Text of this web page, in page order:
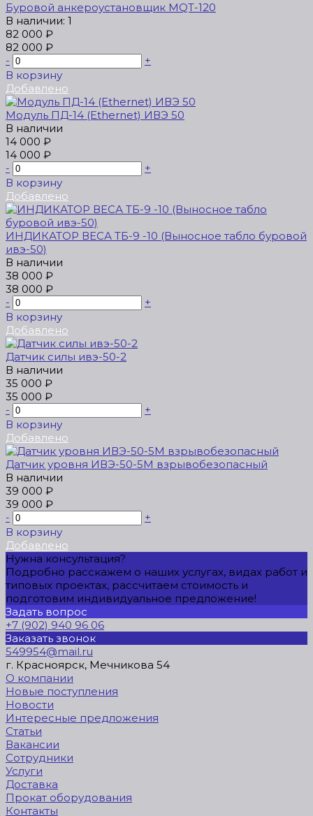
Буровой анкероустановщик MQT-120
В наличии: 1
82 000 ₽
82 000 ₽
-
+
В корзину
Добавлено
Модуль ПД-14 (Ethernet) ИВЭ 50
В наличии
14 000 ₽
14 000 ₽
-
+
В корзину
Добавлено
ИНДИКАТОР ВЕСА ТБ-9 -10 (Выносное табло буровой
ивэ-50)
В наличии
38 000 ₽
38 000 ₽
-
+
В корзину
Добавлено
Датчик силы ивэ-50-2
В наличии
35 000 ₽
35 000 ₽
-
+
В корзину
Добавлено
Датчик урoвня ИВЭ-50-5М взрывобезопасный
В наличии
39 000 ₽
39 000 ₽
-
+
В корзину
Добавлено
Нужна консультация?
Подробно расскажем о наших услугах, видах работ и
типовых проектах, рассчитаем стоимость и
подготовим индивидуальное предложение!
Задать вопрос
+7 (902) 940 96 06
Заказать звонок
549954@mail.ru
г. Красноярск, Мечникова 54
О компании
Новые поступления
Новости
Интересные предложения
Статьи
Вакансии
Сотрудники
Услуги
Доставка
Прокат оборудования
Контакты